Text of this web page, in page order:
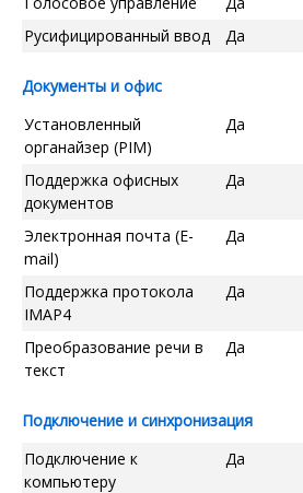
Русифицированный ввод
Да
Документы и офис
Установленный
органайзер (PIM)
Да
Поддержка офисных
документов
Да
Электронная почта (E-
mail)
Да
Поддержка протокола
IMAP4
Да
Преобразование речи в
текст
Да
Подключение и синхронизация
Подключение к
компьютеру
Да